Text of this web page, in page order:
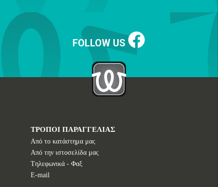
FOLLOW US
ΤΡΟΠΟΙ ΠΑΡΑΓΓΕΛΙΑΣ
Από το κατάστημα μας
Από την ιστοσελίδα μας
Tηλεφωνικά - Φαξ
E-mail